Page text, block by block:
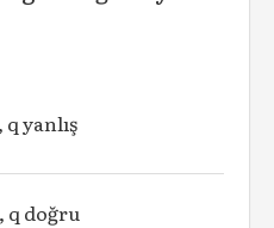
q yanlış
q doğru